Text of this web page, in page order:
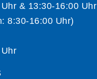
& 13:30-16:00 Uhr
8:30-16:00 Uhr)